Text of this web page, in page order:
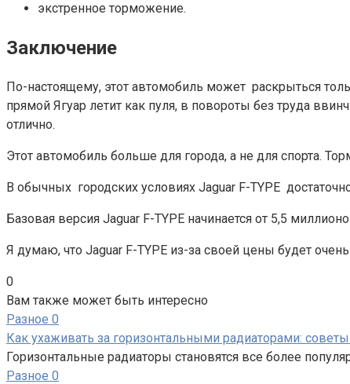
экстренное торможение.
Заключение
По-настоящему, этот автомобиль может раскрыться
прямой Ягуар летит как пуля, в повороты без труда
отлично.
Этот автомобиль больше для города, а не для спорта.
В обычных городских условиях Jaguar F-TYPE
Базовая версия Jaguar F-TYPE начинается от 5,5
Я думаю, что Jaguar F-TYPE из-за своей цены будет
0
Вам также может быть интересно
Разное 0
Как ухаживать за горизонтальными радиаторами:
Горизонтальные радиаторы становятся все более
Разное 0